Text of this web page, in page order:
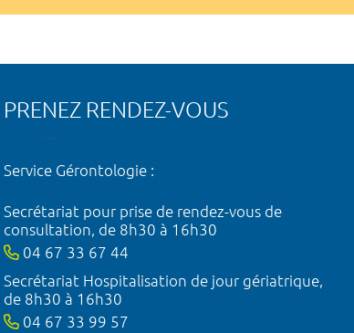
PRENEZ RENDEZ-VOUS
Service Gérontologie :
Secrétariat pour prise de rendez-vous de
consultation, de 8h30 à 16h30
04 67 33 67 44
Secrétariat Hospitalisation de jour gériatrique,
de 8h30 à 16h30
04 67 33 99 57